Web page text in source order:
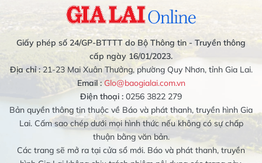
Giấy phép số 24/GP-BTTTT do Bộ Thông tin - Truyền thông
cấp ngày 16/01/2023.
Địa chỉ :21-23 Mai Xuân Thưởng, phường Quy Nhơn, tỉnh Gia Lai.
Email : Glo@baogialai.com.vn
Điện thoại : 0256 3822 279
Bản quyền thông tin thuộc về Báo và phát thanh, truyền hình Gia
Lai. Cấm sao chép dưới mọi hình thức nếu không có sự chấp
thuận bằng văn bản.
Các trang sẽ mở ra tại cửa sổ mới. Báo và phát thanh, truyền